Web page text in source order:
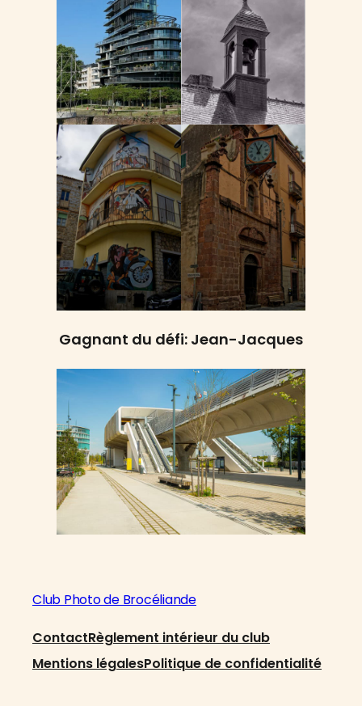
Gagnant du défi: Jean-Jacques
Club Photo de Brocéliande
ContactRèglement intérieur du club
Mentions légalesPolitique de confidentialité